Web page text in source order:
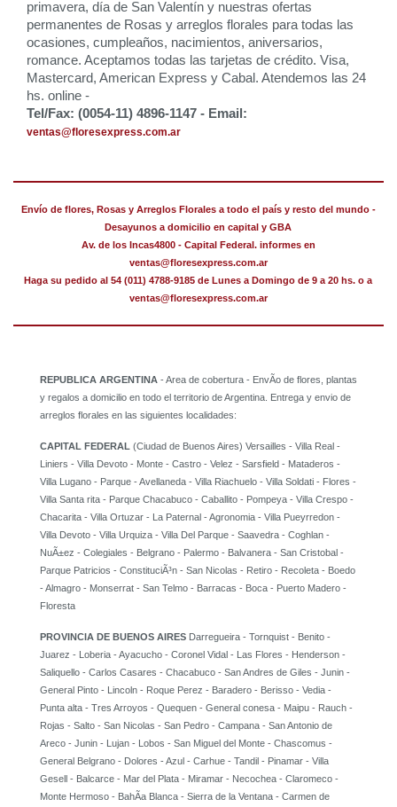
primavera, día de San Valentín y nuestras ofertas
permanentes de Rosas y arreglos florales para todas las
ocasiones, cumpleaños, nacimientos, aniversarios,
romance. Aceptamos todas las tarjetas de crédito. Visa,
Mastercard, American Express y Cabal. Atendemos las 24
hs. online -
Tel/Fax: (0054-11) 4896-1147 - Email:
ventas@floresexpress.com.ar
Envío de flores, Rosas y Arreglos Florales a todo el país y resto del mundo -
Desayunos a domicilio en capital y GBA
Av. de los Incas4800 - Capital Federal. informes en
ventas@floresexpress.com.ar
Haga su pedido al 54 (011) 4788-9185 de Lunes a Domingo de 9 a 20 hs. o a
ventas@floresexpress.com.ar
REPUBLICA ARGENTINA - Area de cobertura - EnvÃ­o de flores, plantas
y regalos a domicilio en todo el territorio de Argentina. Entrega y envio de
arreglos florales en las siguientes localidades:
CAPITAL FEDERAL (Ciudad de Buenos Aires) Versailles - Villa Real -
Liniers - Villa Devoto - Monte - Castro - Velez - Sarsfield - Mataderos -
Villa Lugano - Parque - Avellaneda - Villa Riachuelo - Villa Soldati - Flores -
Villa Santa rita - Parque Chacabuco - Caballito - Pompeya - Villa Crespo -
Chacarita - Villa Ortuzar - La Paternal - Agronomia - Villa Pueyrredon -
Villa Devoto - Villa Urquiza - Villa Del Parque - Saavedra - Coghlan -
NuÃ±ez - Colegiales - Belgrano - Palermo - Balvanera - San Cristobal -
Parque Patricios - ConstituciÃ³n - San Nicolas - Retiro - Recoleta - Boedo
- Almagro - Monserrat - San Telmo - Barracas - Boca - Puerto Madero -
Floresta
PROVINCIA DE BUENOS AIRES Darregueira - Tornquist - Benito -
Juarez - Loberia - Ayacucho - Coronel Vidal - Las Flores - Henderson -
Saliquello - Carlos Casares - Chacabuco - San Andres de Giles - Junin -
General Pinto - Lincoln - Roque Perez - Baradero - Berisso - Vedia -
Punta alta - Tres Arroyos - Quequen - General conesa - Maipu - Rauch -
Rojas - Salto - San Nicolas - San Pedro - Campana - San Antonio de
Areco - Junin - Lujan - Lobos - San Miguel del Monte - Chascomus -
General Belgrano - Dolores - Azul - Carhue - Tandil - Pinamar - Villa
Gesell - Balcarce - Mar del Plata - Miramar - Necochea - Claromeco -
Monte Hermoso - BahÃ­a Blanca - Sierra de la Ventana - Carmen de